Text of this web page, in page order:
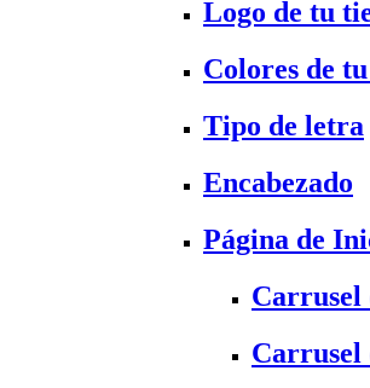
Logo de tu
Colores de
Tipo de letra
Encabezado
Página de
Carrusel
Carrusel